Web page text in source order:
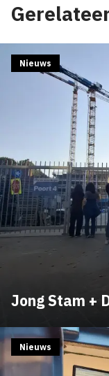
Jong Stam +
Nieuws
Nieuws